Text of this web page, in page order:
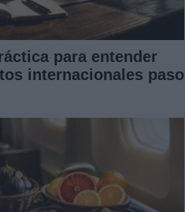
para entender
internacionales paso